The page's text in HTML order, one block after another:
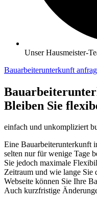
Unser Hausmeister-
Bauarbeiterunterkunft
Bleiben Sie
einfach und unkompliziert
Eine Bauarbeiterunterkunft
selten nur für wenige Tage
Sie jedoch maximale
Zeitraum und wie lange Sie
Webseite können Sie Ihre
Auch kurzfristige